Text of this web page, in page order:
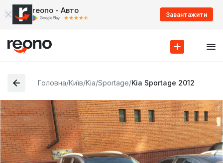
reono - Авто Завантажити
Головна/Київ/Kia/Sportage/Kia Sportage 2012